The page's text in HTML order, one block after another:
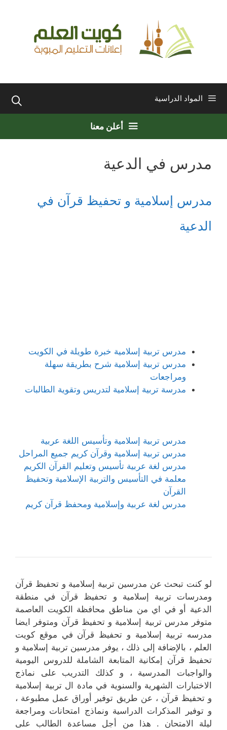
المواد الدراسية
أعلن معنا
مدرس في الدعية
مدرس إسلامية و تحفيظ قرآن في
الدعية
مدرس تربية إسلامية خبرة طويلة في الكويت
مدرس تربية إسلامية شرح بطريقة سهلة
ومراجعات
مدرسة تربية إسلامية لتدريس وتقوية الطالبات
مدرس تربية إسلامية وتأسيس اللغة عربية
مدرس تربية إسلامية وقرآن كريم جميع المراحل
مدرس لغة عربية تأسيس وتعليم القرآن الكريم
معلمة في التأسيس والتربية الإسلامية وتحفيظ
القرآن
مدرس لغة عربية وإسلامية ومحفظ قرآن كريم
لو كنت تبحث عن مدرسين تربية إسلامية و تحفيظ قرآن
ومدرسات تربية إسلامية و تحفيظ قرآن في منطقة
الدعية أو في اي من مناطق محافظة الكويت العاصمة
متوفر مدرس تربية إسلامية و تحفيظ قرآن ومتوفر ايضا
مدرسه تربية إسلامية و تحفيظ قرآن في موقع كويت
العلم ، بالإضافة إلى ذلك ، يوفر مدرسين تربية إسلامية و
تحفيظ قرآن إمكانية المتابعة الشاملة للدروس اليومية
والواجبات المدرسية ، و كذلك التدريب على نماذج
الاختبارات الشهرية والسنوية في مادة ال تربية إسلامية
و تحفيظ قرآن ، عن طريق توفير أوراق عمل مطبوعة ،
و توفير المذكرات الدراسية ونماذج امتحانات ومراجعة
ليلة الامتحان . هذا من أجل مساعدة الطالب على